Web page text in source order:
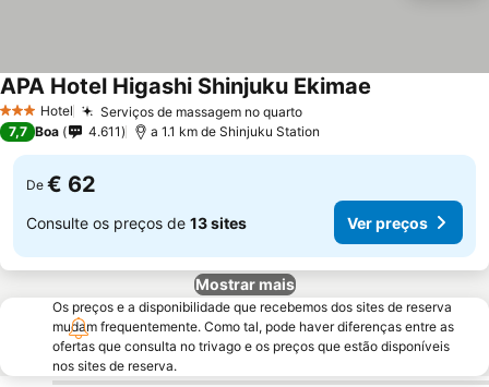
3 EstrelasHotel Serviços de massagem no quartoVer preços
APA Hotel Higashi Shinjuku Ekimae
7,7 Boa 4.611 a 1.1 km de Shinjuku Station
De € 62
Consulte os preços de 13 sites Ver preços
Mostrar mais
Os preços e a disponibilidade que recebemos dos sites de reserva
mudam frequentemente. Como tal, pode haver diferenças entre as
ofertas que consulta no trivago e os preços que estão disponíveis
nos sites de reserva.